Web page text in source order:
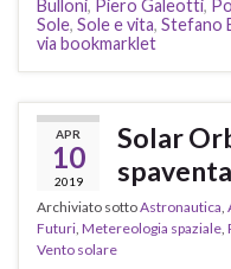
Bulloni, Piero Galeotti,
Sole, Sole e vita, Stefano
via bookmarklet
APR
10
2019
Solar
Archiviato sottoAstronautica,
Futuri, Metereologia spaziale,
Vento solare